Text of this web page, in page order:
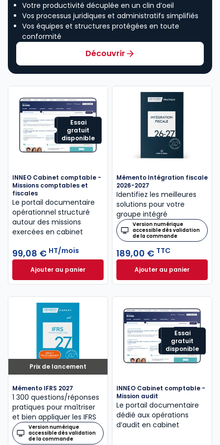
Votre productivité décuplée en un clin d’oeil
Vos processus juridiques et administratifs simplifiés
Vos équipes et structures protégées en toute
conformité
Découvrir
Essai
gratuit
disponible
INNEO Cabinet comptable -
Missions comptables et
fiscales
Le portail documentaire
opérationnel structuré
autour des missions
exercées en cabinet
99,08 € HT/mois
Ajouter au panierINNEO Cabinet comptable - Missions comptables
Mémento Intégration fiscale
2026-2027
Identifiez les meilleures
solutions pour votre
groupe intégré
Version numérique
accessible dès validation
de la commande
189,00 € TTC
Ajouter au panier
Mémento
Prix de lancement
Mémento IFRS 2027
1 300 questions/réponses
pratiques pour maîtriser
et bien appliquer les IFRS
Version numérique
accessible dès validation
de la commande
Essai
gratuit
disponible
INNEO Cabinet comptable -
Mission audit
Le portail documentaire
dédié aux opérations
d’audit en cabinet